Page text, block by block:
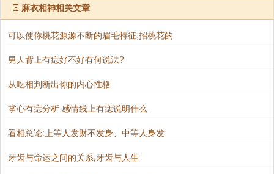
Ξ 麻衣相神相关文章
可以使你桃花源源不断的眉毛特征,招桃花的
男人背上有痣好不好有何说法?
从吃相判断出你的内心性格
掌心有痣分析 感情线上有痣说明什么
​看相总论:上等人发财不发身、中等人身发
牙齿与命运之间的关系,牙齿与人生